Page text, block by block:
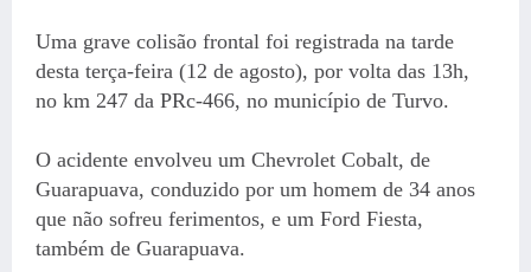
Uma grave colisão frontal foi registrada na tarde
desta terça-feira (12 de agosto), por volta das 13h,
no km 247 da PRc-466, no município de Turvo.
O acidente envolveu um Chevrolet Cobalt, de
Guarapuava, conduzido por um homem de 34 anos
que não sofreu ferimentos, e um Ford Fiesta,
também de Guarapuava.